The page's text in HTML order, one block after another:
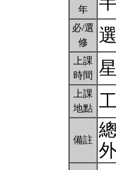
年
必/選
修
上課
時間
上課
地點
備註